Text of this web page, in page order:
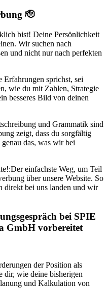
🫡
bist! Deine Persönlichkeit
Wir suchen nach
und nicht nur nach perfekten
Erfahrungen sprichst, sei
wie du mit Zahlen, Strategie
besseres Bild von deinen
und Grammatik sind
zeigt, dass du sorgfältig
das, was wir bei
Der einfachste Weg, um Teil
über unsere Website. So
direkt bei uns landen und wir
bei SPIE
GmbH vorbereitet
der Position als
dir, wie deine bisherigen
und Kalkulation von